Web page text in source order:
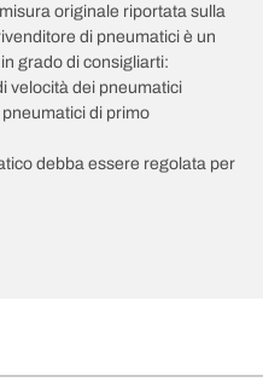
originale riportata sulla
di pneumatici è un
grado di consigliarti:
velocità dei pneumatici
di primo
debba essere regolata per